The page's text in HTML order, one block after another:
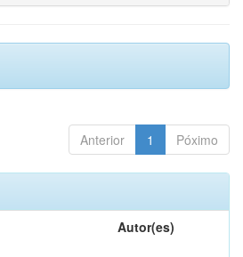
Anterior 1 Póximo
Autor(es)